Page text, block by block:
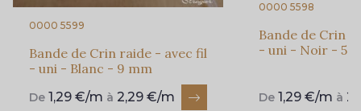
0000 5599
Bande de Crin raide - avec fil
- uni - Blanc - 9 mm
De 1,29 €/m à 2,29 €/m
0000 5598
Bande de Crin
- uni - Noir - 5
De1,29 €/m à